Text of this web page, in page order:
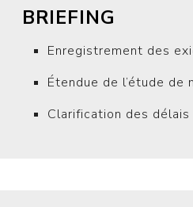
BRIEFING
Enregistrement des
Étendue de l’étude de
Clarification des